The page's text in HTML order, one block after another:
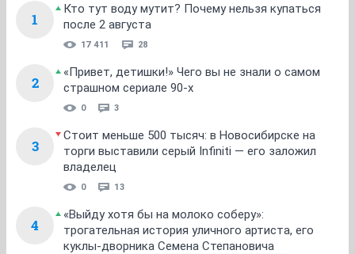
1
Кто тут воду мутит? Почему нельзя купаться
после 2 августа
17 411 28
2
«Привет, детишки!» Чего вы не знали о самом
страшном сериале 90-х
0 3
3
Стоит меньше 500 тысяч: в Новосибирске на
торги выставили серый Infiniti — его заложил
владелец
0 13
4
«Выйду хотя бы на молоко соберу»:
трогательная история уличного артиста, его
куклы-дворника Семена Степановича